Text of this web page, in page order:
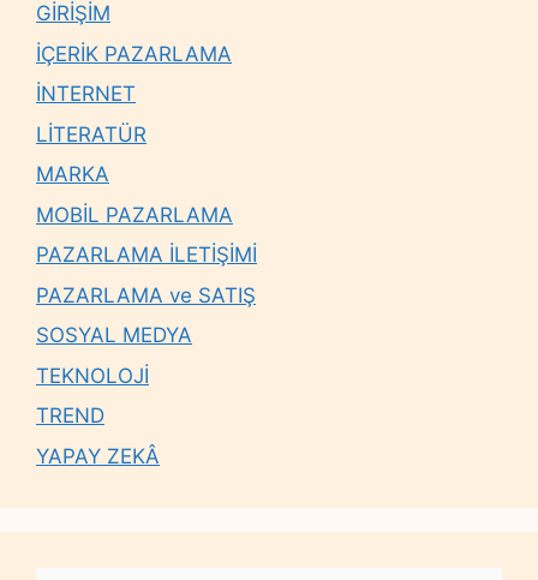
GİRİŞİM
İÇERİK PAZARLAMA
İNTERNET
LİTERATÜR
MARKA
MOBİL PAZARLAMA
PAZARLAMA İLETİŞİMİ
PAZARLAMA ve SATIŞ
SOSYAL MEDYA
TEKNOLOJİ
TREND
YAPAY ZEKÂ